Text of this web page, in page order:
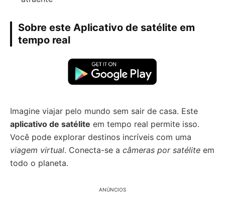
Sobre este Aplicativo de satélite em
tempo real
Imagine viajar pelo mundo sem sair de casa. Este
aplicativo de satélite em tempo real permite isso.
Você pode explorar destinos incríveis com uma
viagem virtual. Conecta-se a câmeras por satélite em
todo o planeta.
ANÚNCIOS